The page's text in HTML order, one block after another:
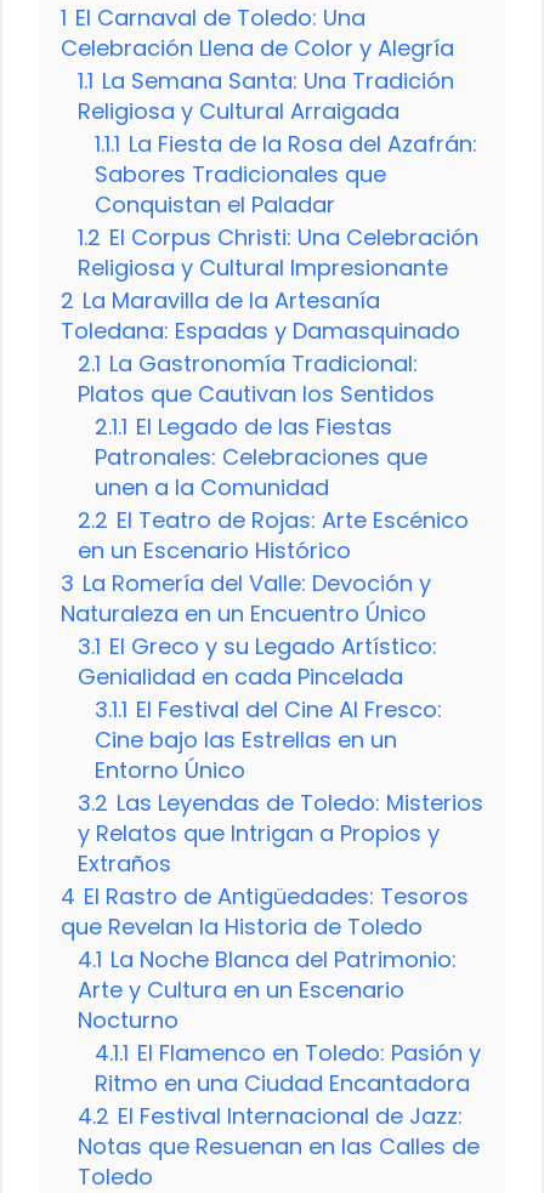
1 El Carnaval de Toledo: Una
Celebración Llena de Color y Alegría
1.1 La Semana Santa: Una Tradición
Religiosa y Cultural Arraigada
1.1.1 La Fiesta de la Rosa del Azafrán:
Sabores Tradicionales que
Conquistan el Paladar
1.2 El Corpus Christi: Una Celebración
Religiosa y Cultural Impresionante
2 La Maravilla de la Artesanía
Toledana: Espadas y Damasquinado
2.1 La Gastronomía Tradicional:
Platos que Cautivan los Sentidos
2.1.1 El Legado de las Fiestas
Patronales: Celebraciones que
unen a la Comunidad
2.2 El Teatro de Rojas: Arte Escénico
en un Escenario Histórico
3 La Romería del Valle: Devoción y
Naturaleza en un Encuentro Único
3.1 El Greco y su Legado Artístico:
Genialidad en cada Pincelada
3.1.1 El Festival del Cine Al Fresco:
Cine bajo las Estrellas en un
Entorno Único
3.2 Las Leyendas de Toledo: Misterios
y Relatos que Intrigan a Propios y
Extraños
4 El Rastro de Antigüedades: Tesoros
que Revelan la Historia de Toledo
4.1 La Noche Blanca del Patrimonio:
Arte y Cultura en un Escenario
Nocturno
4.1.1 El Flamenco en Toledo: Pasión y
Ritmo en una Ciudad Encantadora
4.2 El Festival Internacional de Jazz:
Notas que Resuenan en las Calles de
Toledo